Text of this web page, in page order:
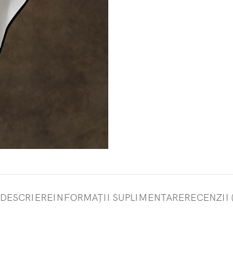
DESCRIEREINFORMAȚII SUPLIMENTARERECENZII